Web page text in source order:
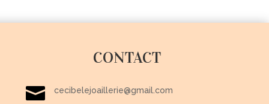
CONTACT
 cecibelejoaillerie@gmail.com